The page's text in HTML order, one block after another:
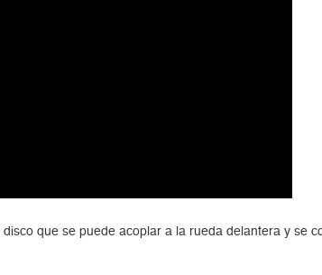
que se puede acoplar a la rueda delantera y se